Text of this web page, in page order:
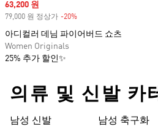
Sale price
63,200 원
79,000 원 정상가 -20%
아디컬러 데님 파이어버드 쇼츠
Women Originals
25% 추가 할인✨
의류 및 신발 카
남성 신발 남성 축구화